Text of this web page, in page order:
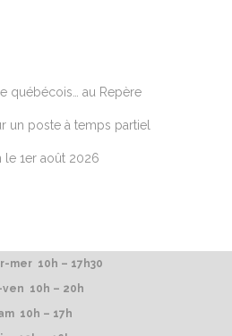
québécois… au Repère
un poste à temps partiel
le 1er août 2026
mer 10h – 17h30
10h – 20h
10h – 17h